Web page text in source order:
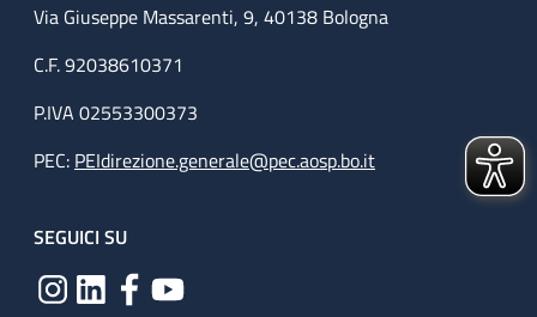
Via Giuseppe Massarenti, 9, 40138 Bologna
C.F. 92038610371
P.IVA 02553300373
PEC: PEIdirezione.generale@pec.aosp.bo.it
SEGUICI SU